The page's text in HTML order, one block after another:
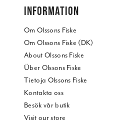
INFORMATION
Om Olssons Fiske
Om Olssons Fiske (DK)
About Olssons Fiske
Über Olssons Fiske
Tietoja Olssons Fiske
Kontakta oss
Besök vår butik
Visit our store